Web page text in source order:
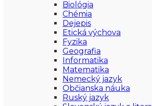
Biológia
Chémia
Dejepis
Etická výchova
Fyzika
Geografia
Informatika
Matematika
Nemecký jazyk
Občianska náuka
Ruský jazyk